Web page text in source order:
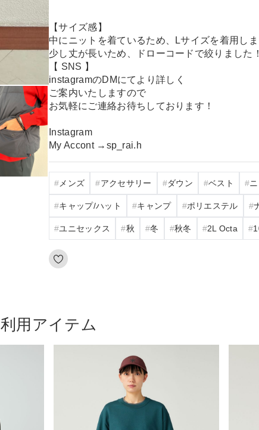
【サイズ感】
中にニットを着ているため、Lサイズを着用しま
少し丈が長いため、ドローコードで絞りました！
【 SNS 】
instagramのDMにてより詳しく
ご案内いたしますので
お気軽にご連絡お待ちしております！
Instagram
My Accont →sp_rai.h
メンズ アクセサリー ダウン ベスト
キャップ/ハット キャンプ ポリエステル
ユニセックス 秋 冬 秋冬 2L Octa
利用アイテム